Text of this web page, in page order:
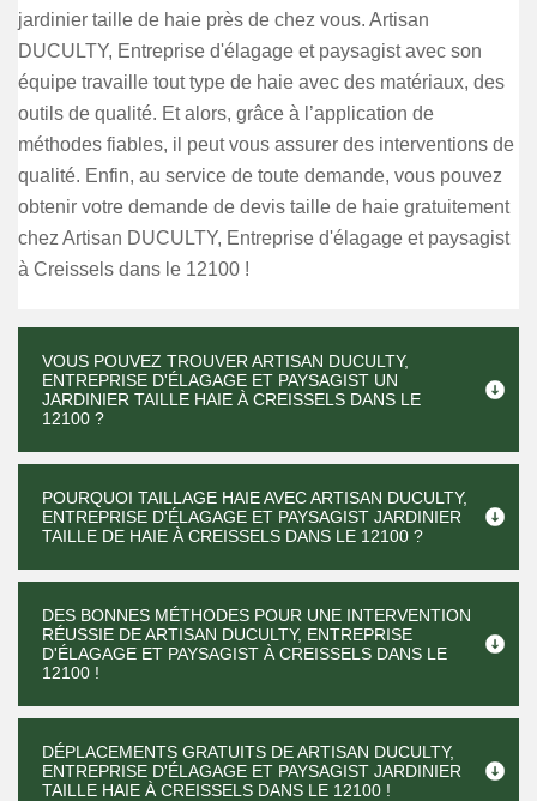
jardinier taille de haie près de chez vous. Artisan
DUCULTY, Entreprise d'élagage et paysagist avec son
équipe travaille tout type de haie avec des matériaux, des
outils de qualité. Et alors, grâce à l’application de
méthodes fiables, il peut vous assurer des interventions de
qualité. Enfin, au service de toute demande, vous pouvez
obtenir votre demande de devis taille de haie gratuitement
chez Artisan DUCULTY, Entreprise d'élagage et paysagist
à Creissels dans le 12100 !
VOUS POUVEZ TROUVER ARTISAN DUCULTY,
ENTREPRISE D'ÉLAGAGE ET PAYSAGIST UN
JARDINIER TAILLE HAIE À CREISSELS DANS LE
12100 ?
POURQUOI TAILLAGE HAIE AVEC ARTISAN DUCULTY,
ENTREPRISE D'ÉLAGAGE ET PAYSAGIST JARDINIER
TAILLE DE HAIE À CREISSELS DANS LE 12100 ?
DES BONNES MÉTHODES POUR UNE INTERVENTION
RÉUSSIE DE ARTISAN DUCULTY, ENTREPRISE
D'ÉLAGAGE ET PAYSAGIST À CREISSELS DANS LE
12100 !
DÉPLACEMENTS GRATUITS DE ARTISAN DUCULTY,
ENTREPRISE D'ÉLAGAGE ET PAYSAGIST JARDINIER
TAILLE HAIE À CREISSELS DANS LE 12100 !